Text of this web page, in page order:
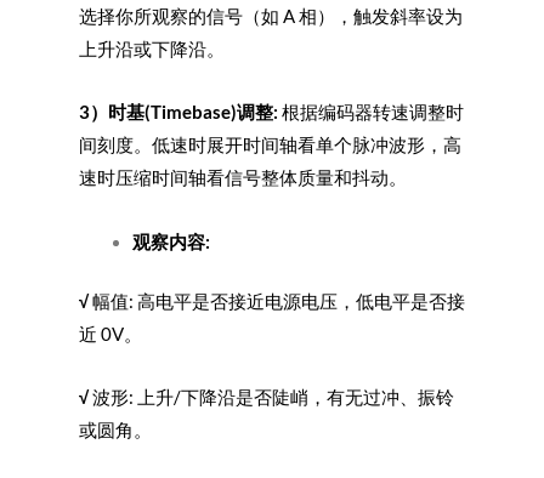
选择你所观察的信号（如 A 相），触发斜率设为
上升沿或下降沿。
3）时基(Timebase)调整: 根据编码器转速调整时
间刻度。低速时展开时间轴看单个脉冲波形，高
速时压缩时间轴看信号整体质量和抖动。
观察内容:
√幅值: 高电平是否接近电源电压，低电平是否接
近 0V。
√波形: 上升/下降沿是否陡峭，有无过冲、振铃
或圆角。